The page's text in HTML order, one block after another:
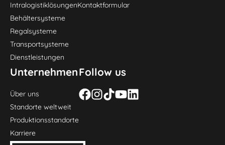
Intralogistiklösungen
Behältersysteme
Regalsysteme
Transportsysteme
Dienstleistungen
Kontaktformular
Unternehmen
Über uns
Standorte weltweit
Produktionsstandorte
Karriere
Follow us